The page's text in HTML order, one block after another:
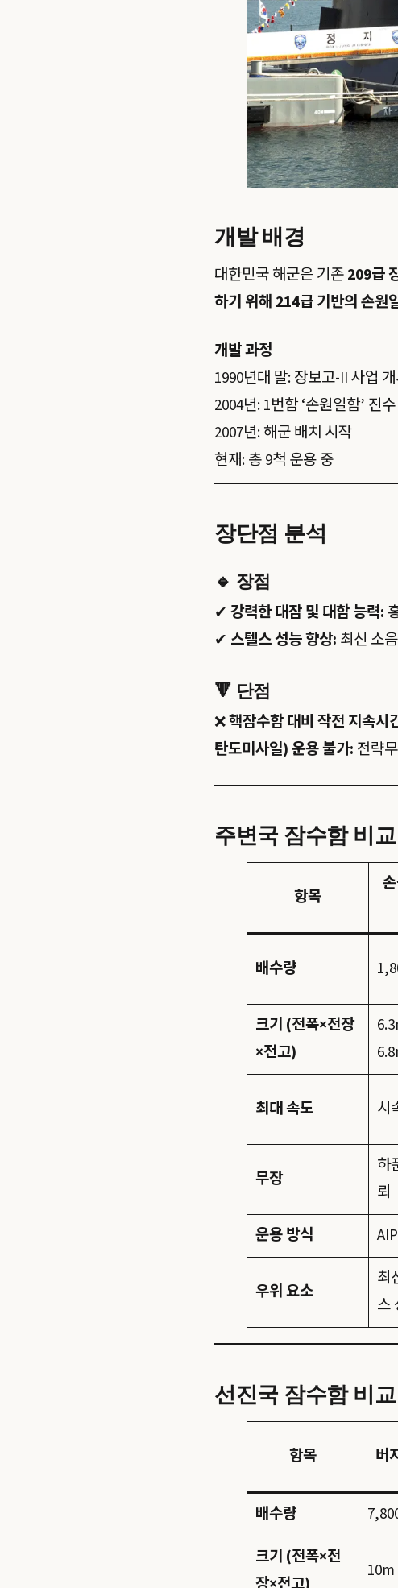
개발 배경
대한민국 해군은 기존209급
하기 위해 214급 기반의 손원
개발 과정
1990년대 말: 장보고-II 사업
2004년: 1번함 ‘손원일함’ 진수
2007년: 해군 배치 시작
현재: 총 9척 운용 중
장단점 분석
🔹 장점
✔ 강력한 대잠 및 대함 능력:
✔ 스텔스 성능 향상: 최신 소
🔻 단점
❌핵잠수함 대비 작전 지속시
탄도미사일) 운용 불가: 전략
주변국 잠수함 비
항목
배수량
크기 (전폭×전장
×전고)
최대 속도 시
무장
하
뢰
운용 방식
우위 요소
최
스
선진국 잠수함 비
항목 버
배수량
크기 (전폭×전